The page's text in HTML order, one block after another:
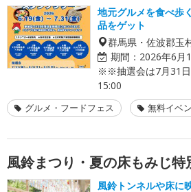
地元グルメを食べ歩
品をゲット
群馬県・佐波郡玉
期間： 2026年6月
※※抽選会は7月31日
15:00
グルメ・フードフェス 無料イベ
風鈴まつり・夏の床もみじ特
風鈴トンネルや床に